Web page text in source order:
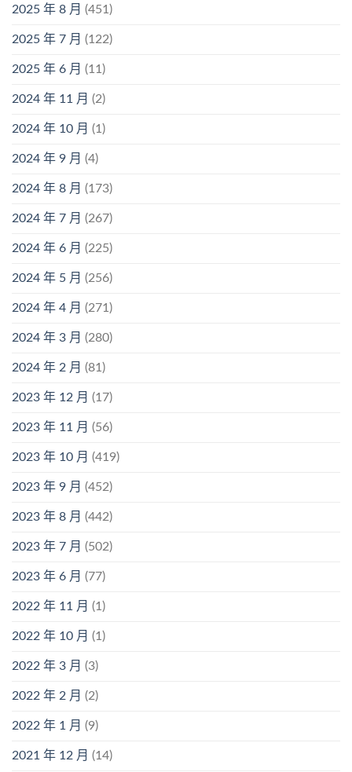
2025 年 8 月 (451)
2025 年 7 月 (122)
2025 年 6 月 (11)
2024 年 11 月 (2)
2024 年 10 月 (1)
2024 年 9 月 (4)
2024 年 8 月 (173)
2024 年 7 月 (267)
2024 年 6 月 (225)
2024 年 5 月 (256)
2024 年 4 月 (271)
2024 年 3 月 (280)
2024 年 2 月 (81)
2023 年 12 月 (17)
2023 年 11 月 (56)
2023 年 10 月 (419)
2023 年 9 月 (452)
2023 年 8 月 (442)
2023 年 7 月 (502)
2023 年 6 月 (77)
2022 年 11 月 (1)
2022 年 10 月 (1)
2022 年 3 月 (3)
2022 年 2 月 (2)
2022 年 1 月 (9)
2021 年 12 月 (14)